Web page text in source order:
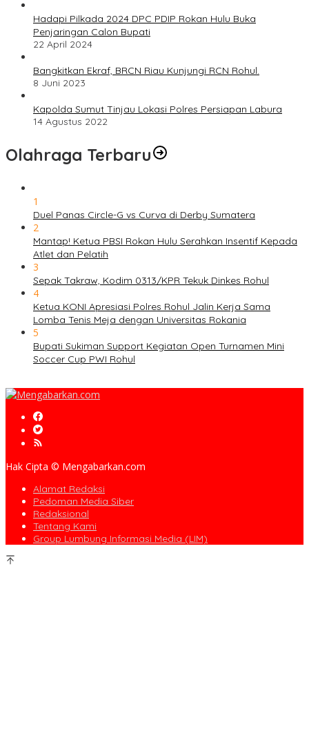
Hadapi Pilkada 2024 DPC PDIP Rokan Hulu Buka
Penjaringan Calon Bupati
22 April 2024
Bangkitkan Ekraf, BRCN Riau Kunjungi RCN Rohul.
8 Juni 2023
Kapolda Sumut Tinjau Lokasi Polres Persiapan Labura
14 Agustus 2022
Olahraga Terbaru
1
Duel Panas Circle-G vs Curva di Derby Sumatera
2
Mantap! Ketua PBSI Rokan Hulu Serahkan Insentif Kepada
Atlet dan Pelatih
3
Sepak Takraw, Kodim 0313/KPR Tekuk Dinkes Rohul
4
Ketua KONI Apresiasi Polres Rohul Jalin Kerja Sama
Lomba Tenis Meja dengan Universitas Rokania
5
Bupati Sukiman Support Kegiatan Open Turnamen Mini
Soccer Cup PWI Rohul
Hak Cipta © Mengabarkan.com
Alamat Redaksi
Pedoman Media Siber
Redaksional
Tentang Kami
Group Lumbung Informasi Media (LIM)